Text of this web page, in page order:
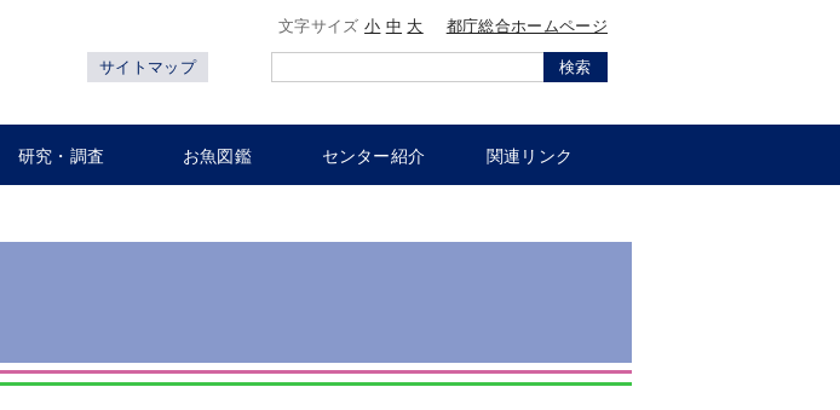
文字サイズ小 中 大 都庁総合ホームページ
サイトマップ 検索
研究・調査 お魚図鑑 センター紹介 関連リンク